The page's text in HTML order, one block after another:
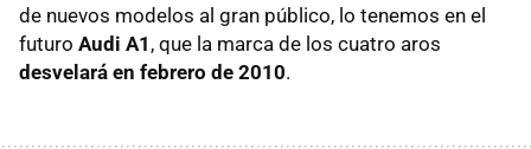
de nuevos modelos al gran público, lo tenemos en el
futuro Audi A1 , que la marca de los cuatro aros
desvelará en febrero de 2010.